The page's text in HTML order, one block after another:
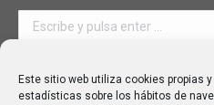
Este sitio web utiliza cookies propias
estadísticas sobre los hábitos de
Buscar:
Aviso Legal|Política de